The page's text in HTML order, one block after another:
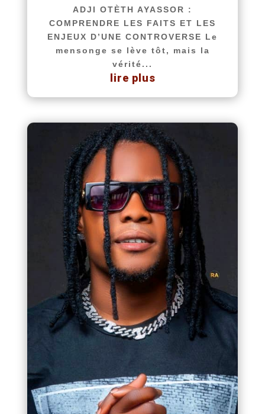
ADJI OTÈTH AYASSOR :
COMPRENDRE LES FAITS ET LES
ENJEUX D’UNE CONTROVERSE Le
mensonge se lève tôt, mais la
vérité...
lire plus